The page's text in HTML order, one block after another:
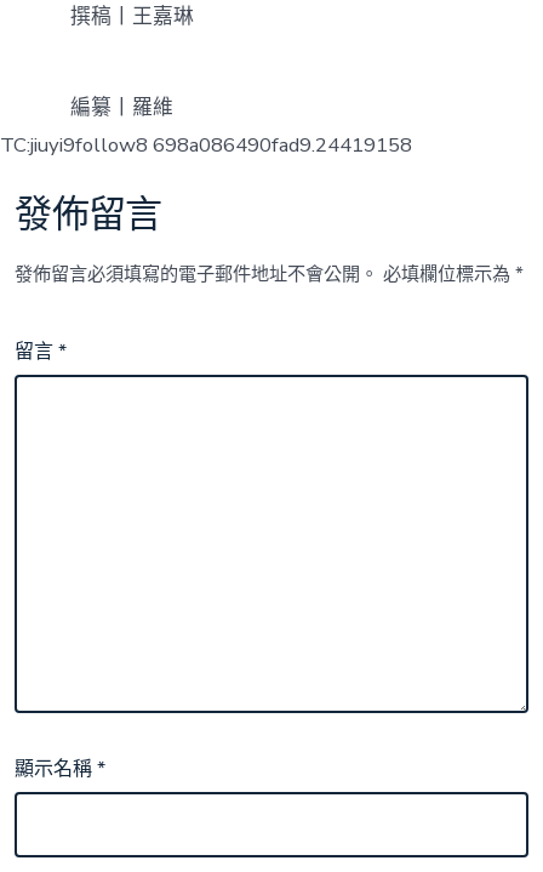
撰稿丨王嘉琳
編纂丨羅維
TC:jiuyi9follow8 698a086490fad9.24419158
發佈留言
發佈留言必須填寫的電子郵件地址不會公開。 必填欄位標示為*
留言*
顯示名稱*